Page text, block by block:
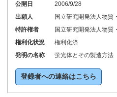
公開日
2006/9/28
出願人
国立研究開発法人物質
特許権者
国立研究開発法人物質
権利化状況
権利化済
発明の名称
蛍光体とその製造方法
登録者への連絡はこちら